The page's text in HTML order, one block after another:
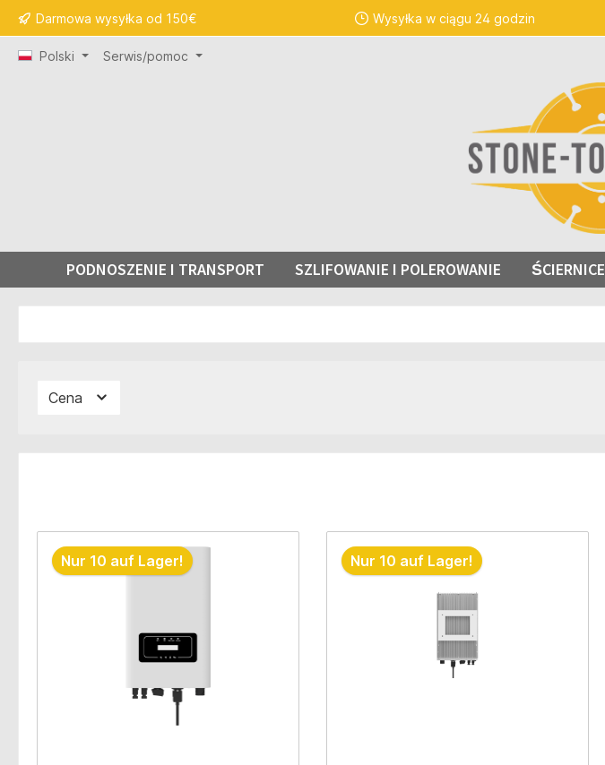
Przejdź do głównej nawigacji
Darmowa wysyłka od 150€ Wysyłka w ciągu 24 godzin
Polski Serwis/pomoc
PODNOSZENIE I TRANSPORT SZLIFOWANIE I POLEROWANIE ŚCIERNICE
Cena
Nur 10 auf Lager! Nur 10 auf Lager!